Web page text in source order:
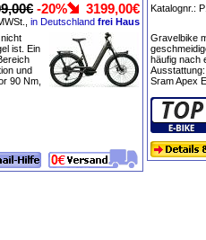
-20% 3199,00€
in Deutschland frei Haus
ist. Ein
und
90 Nm,
Katalognr.:
Gravelbike
häufig nach
Sram Apex